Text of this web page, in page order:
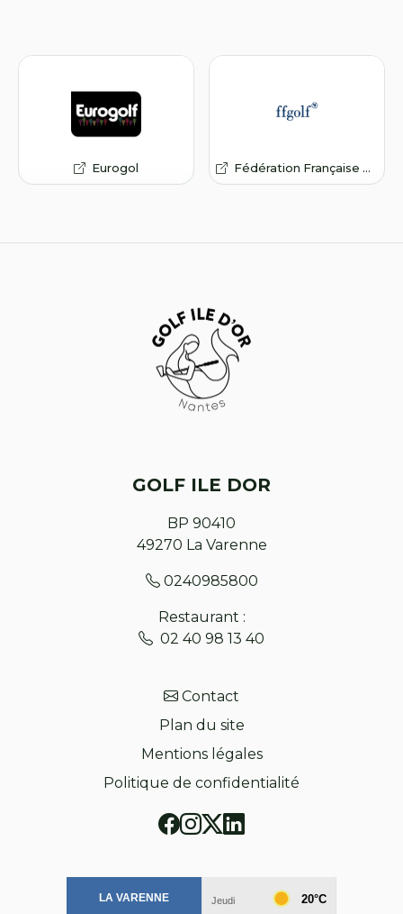
Eurogol Fédération Française de Golf
GOLF ILE DOR
BP 90410
49270 La Varenne
0240985800
Restaurant :
02 40 98 13 40
Contact
Plan du site
Mentions légales
Politique de confidentialité